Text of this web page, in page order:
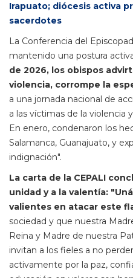
Irapuato; diócesis activa
sacerdotes
La Conferencia del
mantenido una postura
de 2026, los obispos
violencia, corrompe la
a una jornada nacional de
a las víctimas de la violencia
En enero, condenaron los
Salamanca, Guanajuato, y
indignación".
La carta de la CEPALI
unidad y a la valentía:
valientes en atacar este
sociedad y que nuestra
Reina y Madre de nuestra
invitan a los fieles a no
activamente por la paz,